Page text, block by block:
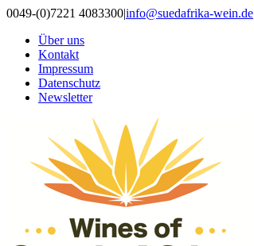
Zum
springen
0049-(0)7221 4083300|info@suedafrika-wein.de
Über uns
Kontakt
Impressum
Datenschutz
Newsletter